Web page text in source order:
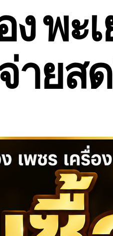
พะ
ายส